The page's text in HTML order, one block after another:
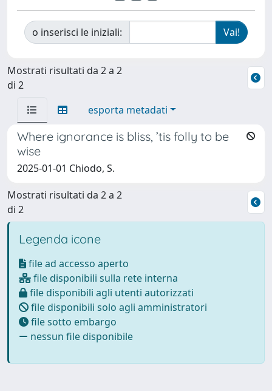
o inserisci le iniziali:
Mostrati risultati da 2 a 2
di 2
esporta metadati
Where ignorance is bliss, ’tis folly to be
wise
2025-01-01 Chiodo, S.
Mostrati risultati da 2 a 2
di 2
Legenda icone
file ad accesso aperto
file disponibili sulla rete interna
file disponibili agli utenti autorizzati
file disponibili solo agli amministratori
file sotto embargo
nessun file disponibile